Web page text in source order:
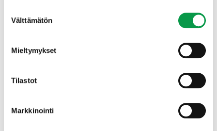
valinta
Välttämätön
Mieltymykset
Tilastot
Markkinointi
Hankintasopimusten toteutuminen
Energiahakkuukohteiden laadun arviointi
Toimitusketjun vastuullisuuden seuranta
Vastuullisuusraportoinnin analyysit ja aineistot
Omavalvonnan rakentaminen ja kehittäminen
Ohjeistusten päivitys ja tukimateriaali